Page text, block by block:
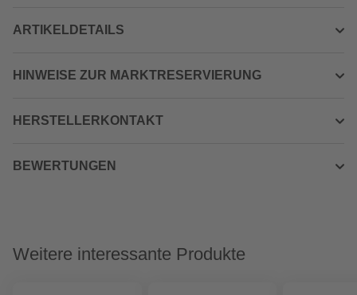
ARTIKELDETAILS
HINWEISE ZUR MARKTRESERVIERUNG
HERSTELLERKONTAKT
BEWERTUNGEN
Weitere interessante Produkte